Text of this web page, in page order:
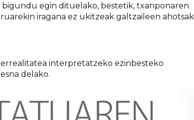
bigundu egin dituelako, bestetik, txanponaren
iragana ez ukitzeak galtzaileen ahotsak
interpretatzeko ezinbesteko
delako.